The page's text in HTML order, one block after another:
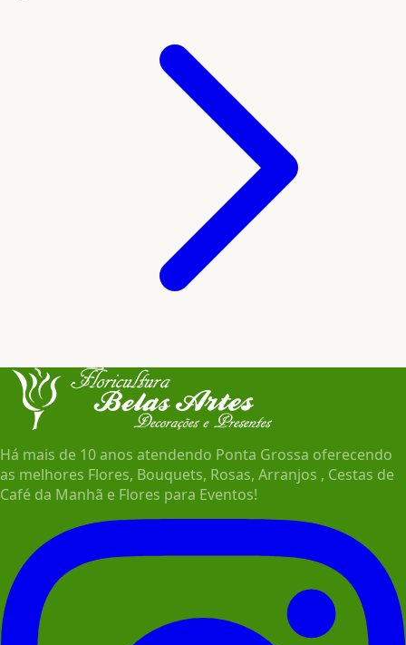
Há mais de 10 anos atendendo Ponta Grossa oferecendo
as melhores Flores, Bouquets, Rosas, Arranjos , Cestas de
Café da Manhã e Flores para Eventos!